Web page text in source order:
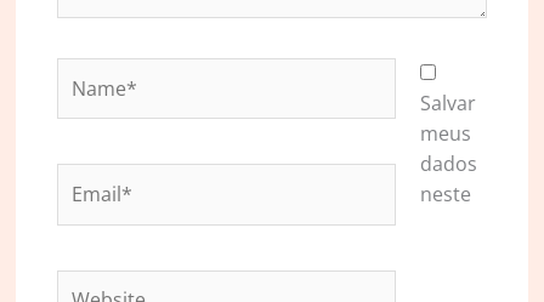
Salvar
meus
dados
neste